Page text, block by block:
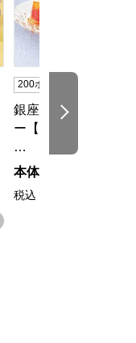
お気に入りに登録する
200ボーナスポイント
銀座千疋屋 銀座ゼリ
ー【夏の贈りもの・
…
本体
税込
次の商品